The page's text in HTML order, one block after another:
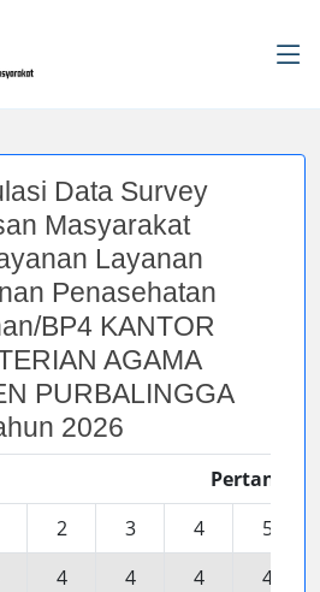
Data Survey
Masyarakat
Layanan
Penasehatan
BP4 KANTOR
AGAMA
PURBALINGGA
2026
2 3 4
5
4 4 4
4